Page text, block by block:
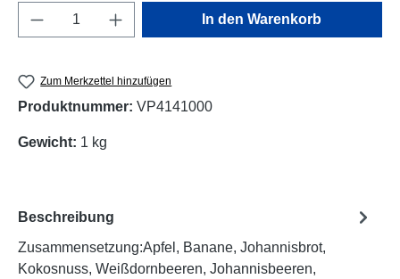
Produkt Anzahl: Gib den gewünschten
In den Warenkorb
Zum Merkzettel hinzufügen
Produktnummer: VP4141000
Gewicht: 1 kg
Beschreibung
Zusammensetzung:Apfel, Banane, Johannisbrot,
Kokosnuss, Weißdornbeeren, Johannisbeeren,